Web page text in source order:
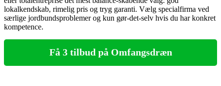
lokalkendskab, rimelig pris og tryg garanti. Vælg specialfirma ved
særlige jordbundsproblemer og kun gør‑det‑selv hvis du har konkret
kompetence.
Få 3 tilbud på Omfangsdræn